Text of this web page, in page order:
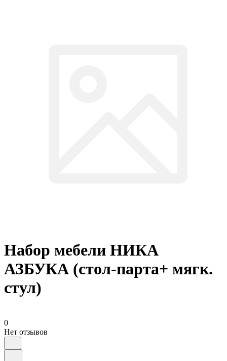
Набор мебели НИКА
АЗБУКА (стол-парта+ мягк.
стул)
0
Нет отзывов